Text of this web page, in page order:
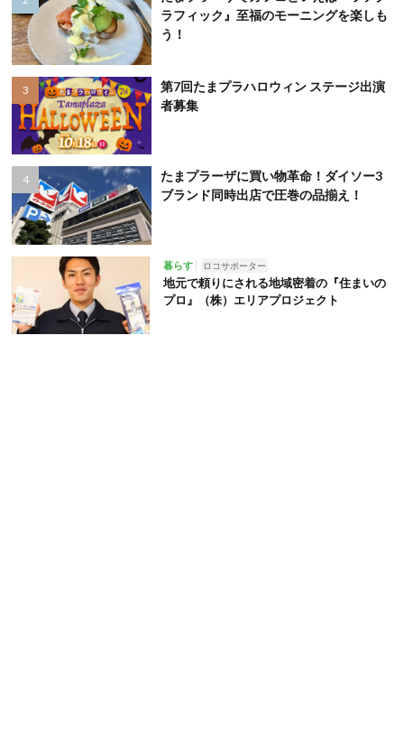
ラフィック』至福のモーニングを楽しも
う！
第7回たまプラハロウィン ステージ出演
者募集
たまプラーザに買い物革命！ダイソー3
ブランド同時出店で圧巻の品揃え！
暮らす ロコサポーター
地元で頼りにされる地域密着の『住まいの
プロ』（株）エリアプロジェクト